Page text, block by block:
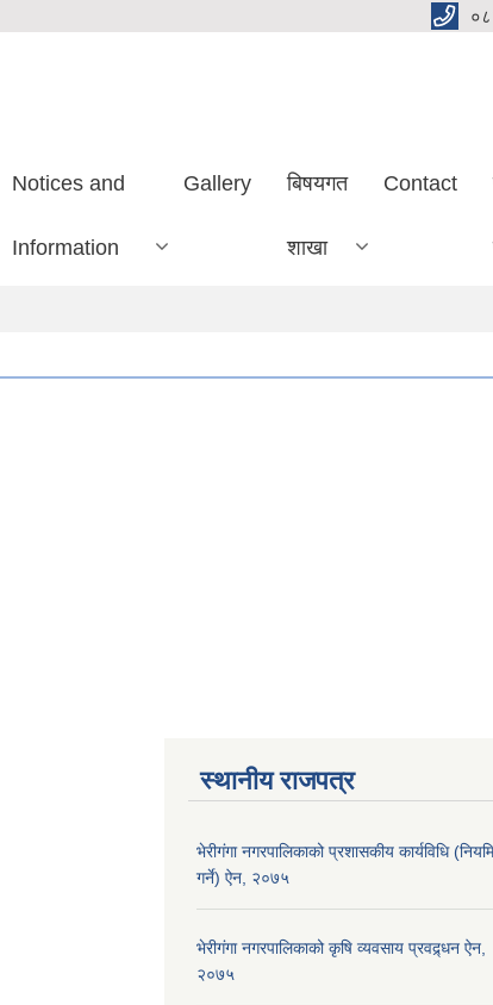
Notices and
Information
Gallery बिषयगत
शाखा
Contact
स्थानीय राजपत्र
भेरीगंगा नगरपालिकाको प्रशासकीय कार्यविधि
गर्ने) ऐन, २०७५
भेरीगंगा नगरपालिकाको कृषि व्यवसाय प्रवद्र्धन ऐन,
२०७५